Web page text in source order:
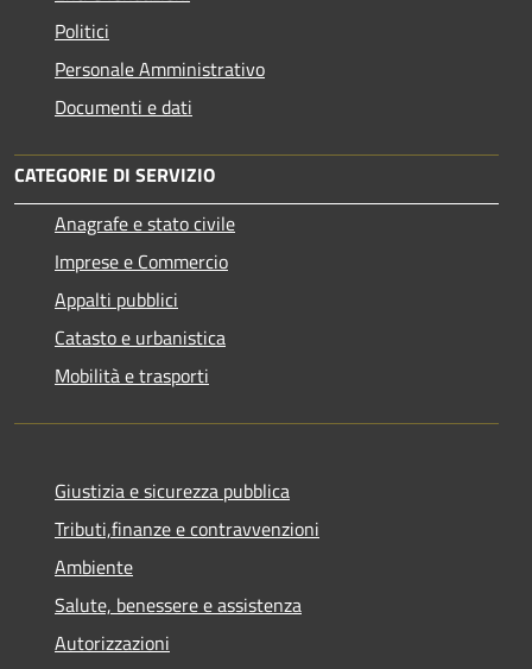
Politici
Personale Amministrativo
Documenti e dati
CATEGORIE DI SERVIZIO
Anagrafe e stato civile
Imprese e Commercio
Appalti pubblici
Catasto e urbanistica
Mobilità e trasporti
Giustizia e sicurezza pubblica
Tributi,finanze e contravvenzioni
Ambiente
Salute, benessere e assistenza
Autorizzazioni